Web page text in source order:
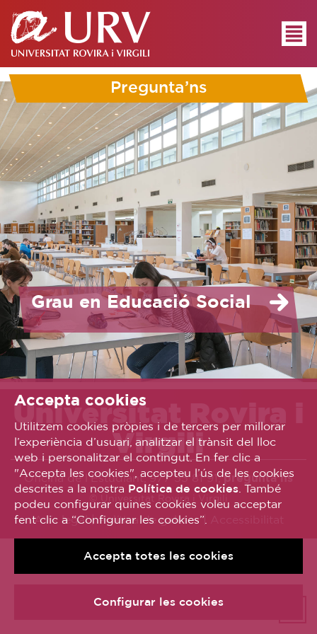
Pregunta’ns
Accepta cookies
Utilitzem cookies pròpies i de tercers per millorar
l’experiència d’usuari, analitzar el trànsit del lloc
web i personalitzar el contingut. En fer clic a
"Accepta les cookies", accepteu l’ús de les cookies
descrites a la nostra Política de cookies . També
podeu configurar quines cookies voleu acceptar
fent clic a “Configurar les cookies”.
Accepta totes les cookies
Configurar les cookies
Grau en Educació Social
Universitat Rovira i
Virgili
Oficina de l’Estudiant, 977 55 81 91,pregunta’ns
© Universitat Rovira i Virgili
Avís legal Política de galetes